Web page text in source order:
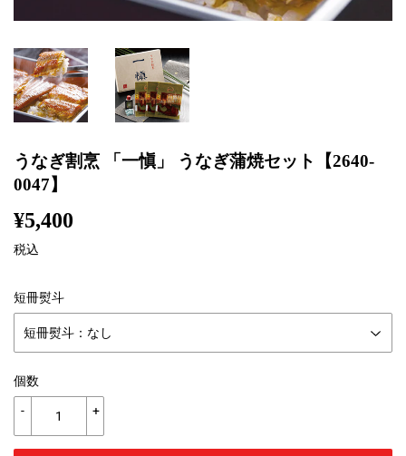
うなぎ割烹 「一愼」 うなぎ蒲焼セット【2640-
0047】
¥5,400
税込
短冊熨斗
個数
+
-